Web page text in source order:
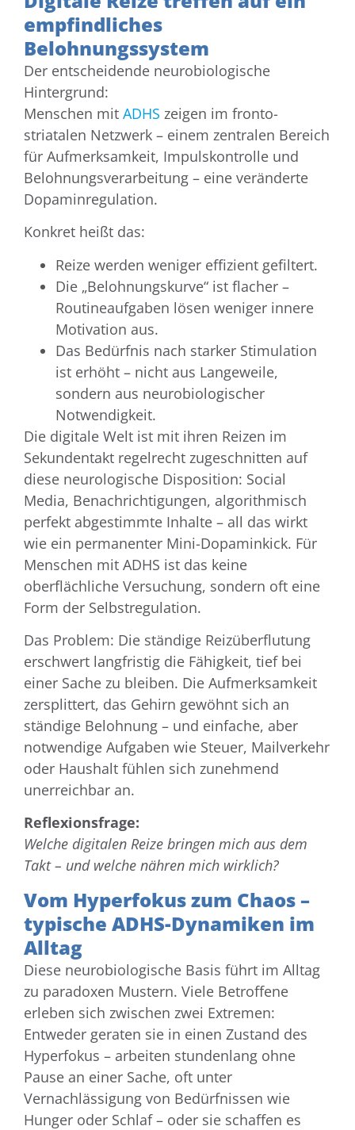
empfindliches
Belohnungssystem
Der entscheidende neurobiologische
Hintergrund:
Menschen mit ADHS zeigen im fronto-
striatalen Netzwerk – einem zentralen Bereich
für Aufmerksamkeit, Impulskontrolle und
Belohnungsverarbeitung – eine veränderte
Dopaminregulation.
Konkret heißt das:
Reize werden weniger effizient gefiltert.
Die „Belohnungskurve“ ist flacher –
Routineaufgaben lösen weniger innere
Motivation aus.
Das Bedürfnis nach starker Stimulation
ist erhöht – nicht aus Langeweile,
sondern aus neurobiologischer
Notwendigkeit.
Die digitale Welt ist mit ihren Reizen im
Sekundentakt regelrecht zugeschnitten auf
diese neurologische Disposition: Social
Media, Benachrichtigungen, algorithmisch
perfekt abgestimmte Inhalte – all das wirkt
wie ein permanenter Mini-Dopaminkick. Für
Menschen mit ADHS ist das keine
oberflächliche Versuchung, sondern oft eine
Form der Selbstregulation.
Das Problem: Die ständige Reizüberflutung
erschwert langfristig die Fähigkeit, tief bei
einer Sache zu bleiben. Die Aufmerksamkeit
zersplittert, das Gehirn gewöhnt sich an
ständige Belohnung – und einfache, aber
notwendige Aufgaben wie Steuer, Mailverkehr
oder Haushalt fühlen sich zunehmend
unerreichbar an.
Reflexionsfrage:
Welche digitalen Reize bringen mich aus dem
Takt – und welche nähren mich wirklich?
Vom Hyperfokus zum Chaos –
typische ADHS-Dynamiken im
Alltag
Diese neurobiologische Basis führt im Alltag
zu paradoxen Mustern. Viele Betroffene
erleben sich zwischen zwei Extremen:
Entweder geraten sie in einen Zustand des
Hyperfokus – arbeiten stundenlang ohne
Pause an einer Sache, oft unter
Vernachlässigung von Bedürfnissen wie
Hunger oder Schlaf – oder sie schaffen es